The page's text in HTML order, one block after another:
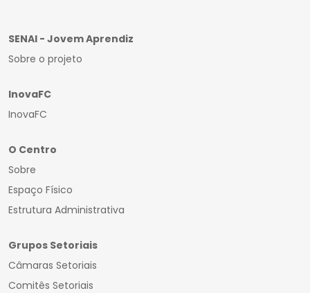
SENAI - Jovem Aprendiz
Sobre o projeto
InovaFC
InovaFC
O Centro
Sobre
Espaço Físico
Estrutura Administrativa
Grupos Setoriais
Câmaras Setoriais
Comitês Setoriais